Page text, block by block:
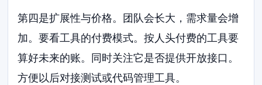
第四是扩展性与价格。团队会长大，需求量会增
加。要看工具的付费模式。按人头付费的工具要
算好未来的账。同时关注它是否提供开放接口。
方便以后对接测试或代码管理工具。